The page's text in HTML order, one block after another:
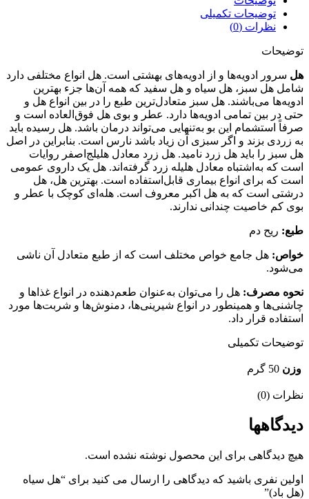
توضیحات تکمیلی
نظرات (0)
توضیحات
هل سرور ادویه‌ها و از ادویه‌های بهشتی است. هل انواع مختلفی دارد
شامل هل سبز، هل سیاه و هل سفید که همه آن‌ها جزء بهترین
ادویه‌ها می‌باشند. هل سبز متعادل‌ترین طبع را در بین انواع هل و
حتی در بین تمامی ادویه‌ها دارد. عطر و بوی هل فوق‌العاده است و
صرفاً استشمام این بو به‌تنهایی می‌تواند درمان باشد. هل رسیده باید
به زردی بزند و اگر سبزی آن زیاد باشد نارس است. بنابراین در اصل
هل سبز را باید هل زرد نامید. هل زرد معادل هلیلج‌اصفر روایات
است که به‌اشتباه معادل هلیله زرد گرفته‌اند. هل یک داروی عمومی
است که برای انواع بیماری قابل‌استفاده است. بهترین هل، هل
درشتی است که به هل اکبر معروف است. هله‌ای کوچک با عطر و
بوی کم خاصیت چندانی ندارند.
طبع: ریح دم
خواص: هل جامع خواص مختلف است که از طبع متعادل آن ناشی
می‌شود.
نحوه مصرف: هل را می‌توان به‌عنوان طعم‌دهنده در انواع غذاها و
چاشنی‌ها و همینطور در انواع شیرینی‌ها، دمنوش‌ها و شربت‌ها مورد
استفاده قرار داد.
توضیحات تکمیلی
وزن 50 گرم
نظرات (0)
دیدگاهها
هیچ دیدگاهی برای این محصول نوشته نشده است.
اولین نفری باشید که دیدگاهی را ارسال می کنید برای “هل سیاه
(هل باد)”